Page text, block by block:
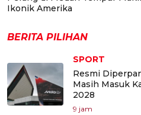
Ikonik Amerika
BERITA PILIHAN
SPORT
Resmi
Masih Masuk
2028
9 jam